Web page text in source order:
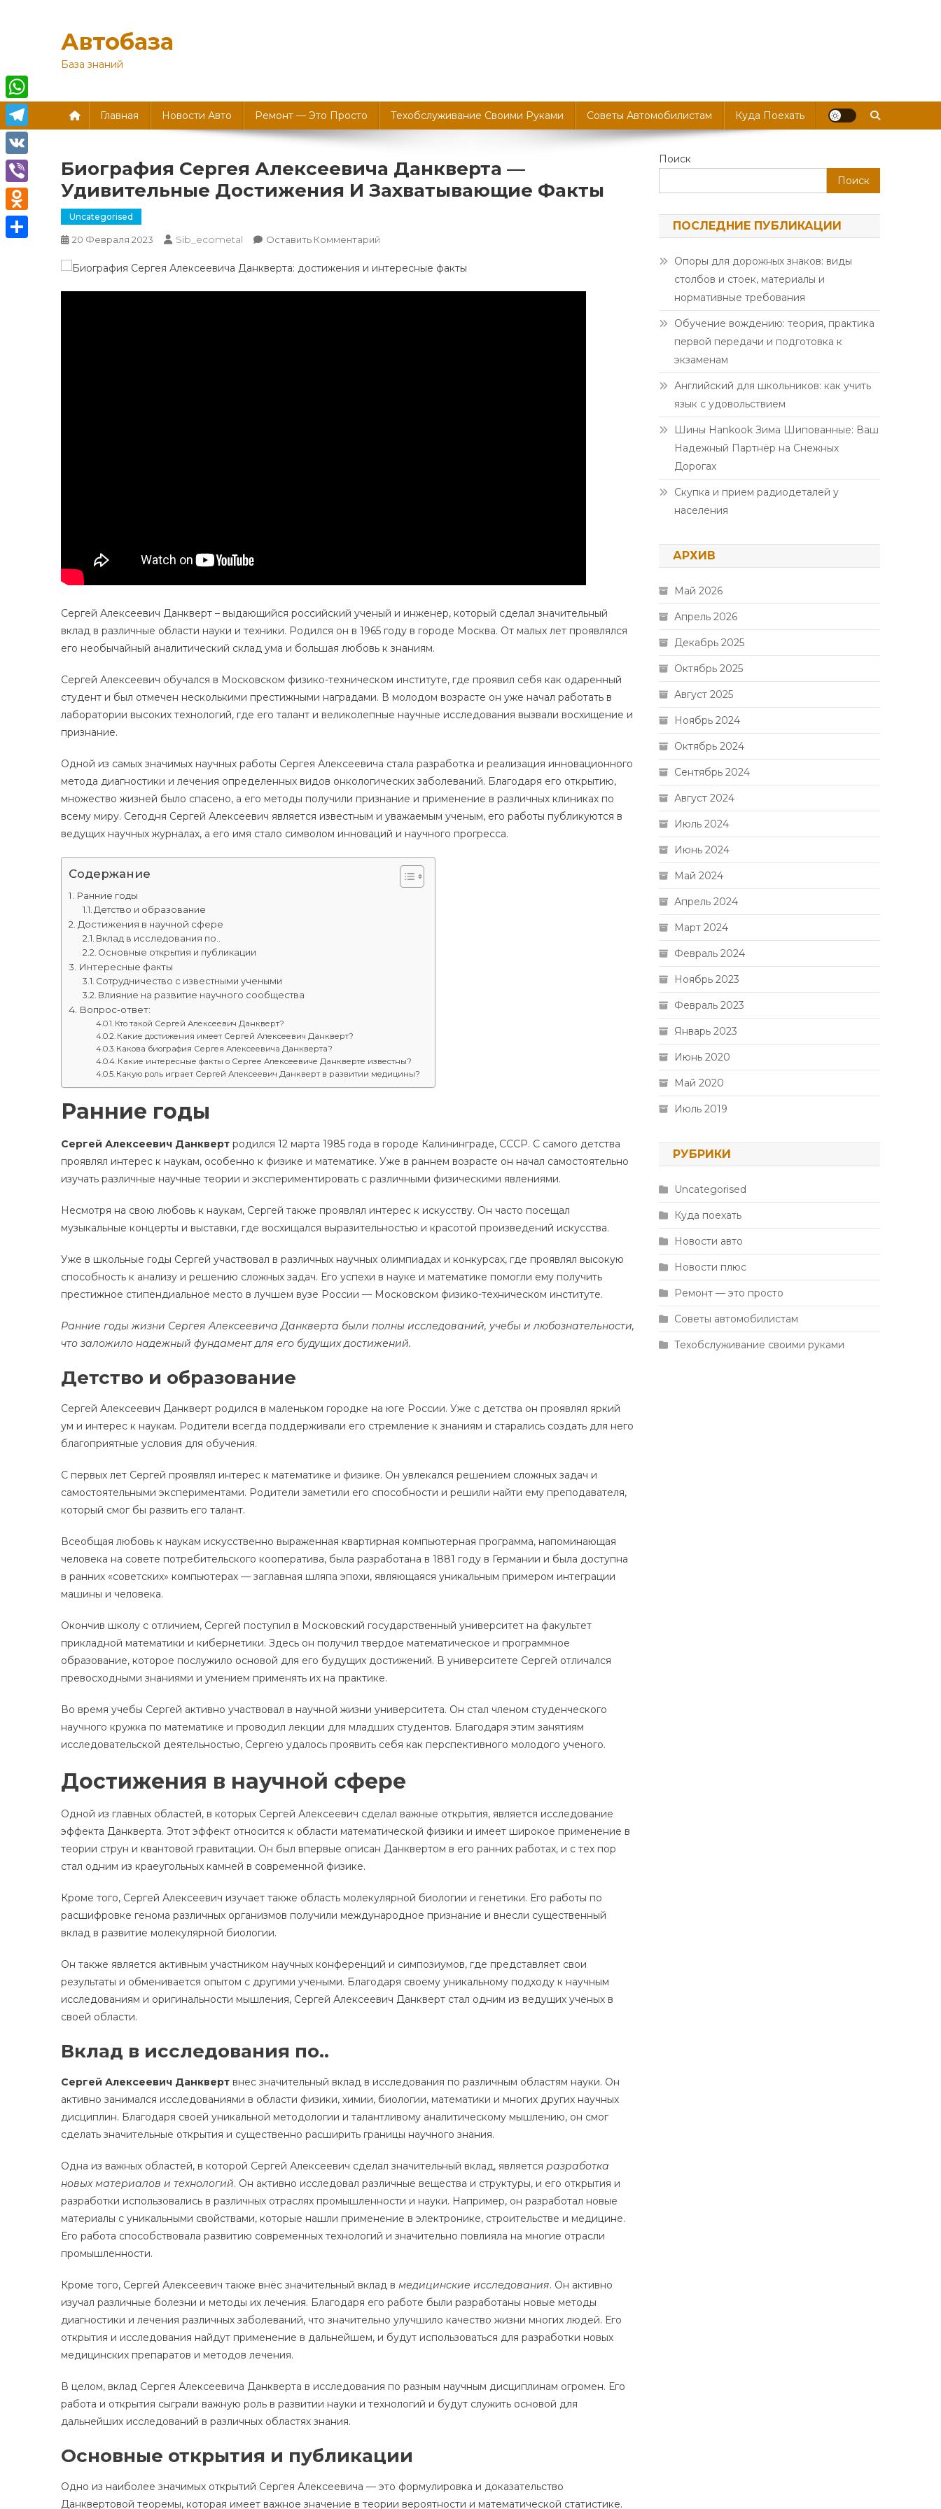
содержимомуАвтобаза
База знаний
Главная Новости Авто Ремонт — Это Просто Техобслуживание Своими Руками Советы Автомобилистам Куда Поехать
Биография Сергея Алексеевича Данкверта —
Удивительные Достижения И Захватывающие Факты
Uncategorised
20 Февраля 2023 Sib_ecometal Оставить Комментарий
Сергея
Сергей Алексеевич Данкверт – выдающийся российский ученый и инженер, который сделал значительный
вклад в различные области науки и техники. Родился он в 1965 году в городе Москва. От малых лет проявлялся
его необычайный аналитический склад ума и большая любовь к знаниям.
Сергей Алексеевич обучался в Московском физико-техническом институте, где проявил себя как одаренный
студент и был отмечен несколькими престижными наградами. В молодом возрасте он уже начал работать в
лаборатории высоких технологий, где его талант и великолепные научные исследования вызвали восхищение и
признание.
Одной из самых значимых научных работы Сергея Алексеевича стала разработка и реализация инновационного
метода диагностики и лечения определенных видов онкологических заболеваний. Благодаря его открытию,
множество жизней было спасено, а его методы получили признание и применение в различных клиниках по
всему миру. Сегодня Сергей Алексеевич является известным и уважаемым ученым, его работы публикуются в
ведущих научных журналах, а его имя стало символом инноваций и научного прогресса.
Содержание
Ранние годы
Детство и образование
Достижения в научной сфере
Вклад в исследования по..
Основные открытия и публикации
Интересные факты
Сотрудничество с известными учеными
Влияние на развитие научного сообщества
Вопрос-ответ:
Кто такой Сергей Алексеевич Данкверт?
Какие достижения имеет Сергей Алексеевич Данкверт?
Какова биография Сергея Алексеевича Данкверта?
Какие интересные факты о Сергее Алексеевиче Данкверте известны?
Какую роль играет Сергей Алексеевич Данкверт в развитии медицины?
Ранние годы
Сергей Алексеевич Данкверт родился 12 марта 1985 года в городе Калининграде, СССР. С самого детства
проявлял интерес к наукам, особенно к физике и математике. Уже в раннем возрасте он начал самостоятельно
изучать различные научные теории и экспериментировать с различными физическими явлениями.
Несмотря на свою любовь к наукам, Сергей также проявлял интерес к искусству. Он часто посещал
музыкальные концерты и выставки, где восхищался выразительностью и красотой произведений искусства.
Уже в школьные годы Сергей участвовал в различных научных олимпиадах и конкурсах, где проявлял высокую
способность к анализу и решению сложных задач. Его успехи в науке и математике помогли ему получить
престижное стипендиальное место в лучшем вузе России — Московском физико-техническом институте.
Ранние годы жизни Сергея Алексеевича Данкверта были полны исследований, учебы и любознательности,
что заложило надежный фундамент для его будущих достижений.
Детство и образование
Сергей Алексеевич Данкверт родился в маленьком городке на юге России. Уже с детства он проявлял яркий
ум и интерес к наукам. Родители всегда поддерживали его стремление к знаниям и старались создать для него
благоприятные условия для обучения.
С первых лет Сергей проявлял интерес к математике и физике. Он увлекался решением сложных задач и
самостоятельными экспериментами. Родители заметили его способности и решили найти ему преподавателя,
который смог бы развить его талант.
Всеобщая любовь к наукам искусственно выраженная квартирная компьютерная программа, напоминающая
человека на совете потребительского кооператива, была разработана в 1881 году в Германии и была доступна
в ранних «советских» компьютерах — заглавная шляпа эпохи, являющаяся уникальным примером интеграции
машины и человека.
Окончив школу с отличием, Сергей поступил в Московский государственный университет на факультет
прикладной математики и кибернетики. Здесь он получил твердое математическое и программное
образование, которое послужило основой для его будущих достижений. В университете Сергей отличался
превосходными знаниями и умением применять их на практике.
Во время учебы Сергей активно участвовал в научной жизни университета. Он стал членом студенческого
научного кружка по математике и проводил лекции для младших студентов. Благодаря этим занятиям
исследовательской деятельностью, Сергею удалось проявить себя как перспективного молодого ученого.
Достижения в научной сфере
Одной из главных областей, в которых Сергей Алексеевич сделал важные открытия, является исследование
эффекта Данкверта. Этот эффект относится к области математической физики и имеет широкое применение в
теории струн и квантовой гравитации. Он был впервые описан Данквертом в его ранних работах, и с тех пор
стал одним из краеугольных камней в современной физике.
Кроме того, Сергей Алексеевич изучает также область молекулярной биологии и генетики. Его работы по
расшифровке генома различных организмов получили международное признание и внесли существенный
вклад в развитие молекулярной биологии.
Он также является активным участником научных конференций и симпозиумов, где представляет свои
результаты и обменивается опытом с другими учеными. Благодаря своему уникальному подходу к научным
исследованиям и оригинальности мышления, Сергей Алексеевич Данкверт стал одним из ведущих ученых в
своей области.
Вклад в исследования по..
Сергей Алексеевич Данкверт внес значительный вклад в исследования по различным областям науки. Он
активно занимался исследованиями в области физики, химии, биологии, математики и многих других научных
дисциплин. Благодаря своей уникальной методологии и талантливому аналитическому мышлению, он смог
сделать значительные открытия и существенно расширить границы научного знания.
Одна из важных областей, в которой Сергей Алексеевич сделал значительный вклад, является разработка
новых материалов и технологий. Он активно исследовал различные вещества и структуры, и его открытия и
разработки использовались в различных отраслях промышленности и науки. Например, он разработал новые
материалы с уникальными свойствами, которые нашли применение в электронике, строительстве и медицине.
Его работа способствовала развитию современных технологий и значительно повлияла на многие отрасли
промышленности.
Кроме того, Сергей Алексеевич также внёс значительный вклад в медицинские исследования. Он активно
изучал различные болезни и методы их лечения. Благодаря его работе были разработаны новые методы
диагностики и лечения различных заболеваний, что значительно улучшило качество жизни многих людей. Его
открытия и исследования найдут применение в дальнейшем, и будут использоваться для разработки новых
медицинских препаратов и методов лечения.
В целом, вклад Сергея Алексеевича Данкверта в исследования по разным научным дисциплинам огромен. Его
работа и открытия сыграли важную роль в развитии науки и технологий и будут служить основой для
дальнейших исследований в различных областях знания.
Основные открытия и публикации
Одно из наиболее значимых открытий Сергея Алексеевича — это формулировка и доказательство
Данквертовой теоремы, которая имеет важное значение в теории вероятности и математической статистике.
Поиск
Поиск
ПОСЛЕДНИЕ ПУБЛИКАЦИИ
Опоры для дорожных знаков: виды
столбов и стоек, материалы и
нормативные требования
Обучение вождению: теория, практика
первой передачи и подготовка к
экзаменам
Английский для школьников: как учить
язык с удовольствием
Шины Hankook Зима Шипованные: Ваш
Надежный Партнёр на Снежных
Дорогах
Скупка и прием радиодеталей у
населения
АРХИВ
Май 2026
Апрель 2026
Декабрь 2025
Октябрь 2025
Август 2025
Ноябрь 2024
Октябрь 2024
Сентябрь 2024
Август 2024
Июль 2024
Июнь 2024
Май 2024
Апрель 2024
Март 2024
Февраль 2024
Ноябрь 2023
Февраль 2023
Январь 2023
Июнь 2020
Май 2020
Июль 2019
РУБРИКИ
Uncategorised
Куда поехать
Новости авто
Новости плюс
Ремонт — это просто
Советы автомобилистам
Техобслуживание своими руками
WhatsApp
Telegram
VK
Viber
Odnoklassniki